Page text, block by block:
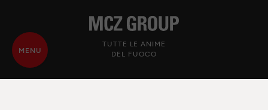
TUTTE LE ANIME
DEL FUOCO
MENU